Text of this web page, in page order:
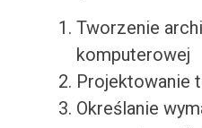
Tworzenie
komputerowej
Projektowanie
Określanie